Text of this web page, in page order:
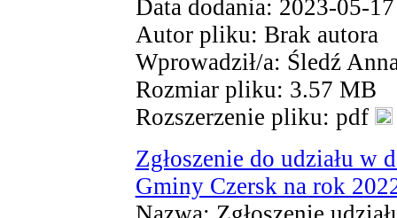
Data dodania: 2023-05-
Autor pliku: Brak autora
Wprowadził/a: Śledź
Rozmiar pliku: 3.57 MB
Rozszerzenie pliku: pdf
Zgłoszenie do udziału w
Gminy Czersk na rok